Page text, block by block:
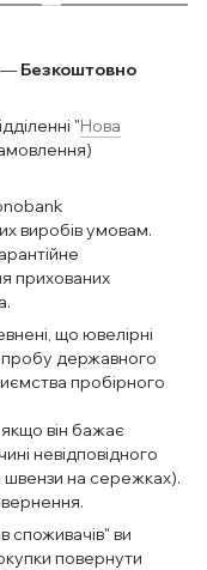
— Безкоштовно
"Нова
виробів умовам.
прихованих
що ювелірні
державного
пробірного
він бажає
невідповідного
швензи на сережках).
споживачів" ви
повернути